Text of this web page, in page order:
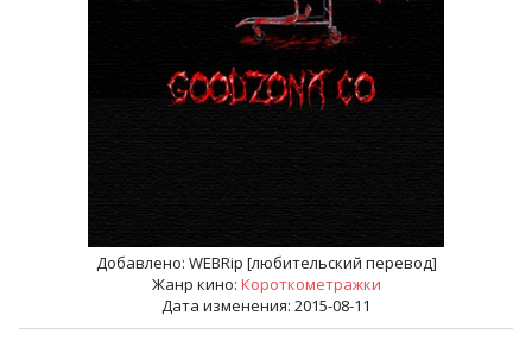
Добавлено: WEBRip [любительский перевод]
Жанр кино: Короткометражки
Дата изменения: 2015-08-11